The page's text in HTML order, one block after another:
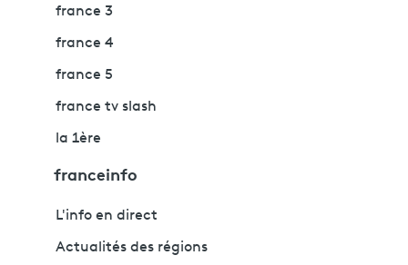
france 3
france 4
france 5
france tv slash
la 1ère
franceinfo
L'info en direct
Actualités des régions